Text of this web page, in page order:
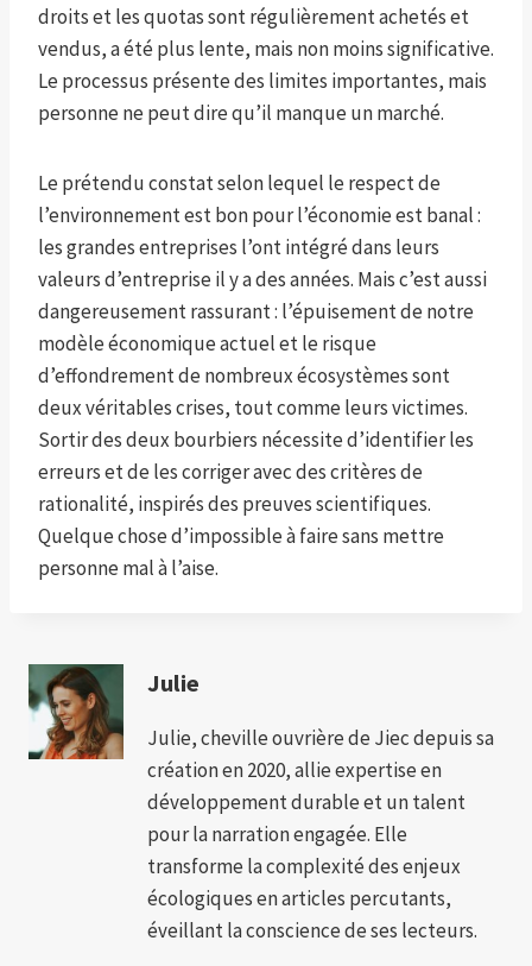
droits et les quotas sont régulièrement achetés et
vendus, a été plus lente, mais non moins significative.
Le processus présente des limites importantes, mais
personne ne peut dire qu’il manque un marché.
Le prétendu constat selon lequel le respect de
l’environnement est bon pour l’économie est banal :
les grandes entreprises l’ont intégré dans leurs
valeurs d’entreprise il y a des années. Mais c’est aussi
dangereusement rassurant : l’épuisement de notre
modèle économique actuel et le risque
d’effondrement de nombreux écosystèmes sont
deux véritables crises, tout comme leurs victimes.
Sortir des deux bourbiers nécessite d’identifier les
erreurs et de les corriger avec des critères de
rationalité, inspirés des preuves scientifiques.
Quelque chose d’impossible à faire sans mettre
personne mal à l’aise.
Julie
Julie, cheville ouvrière de Jiec depuis sa
création en 2020, allie expertise en
développement durable et un talent
pour la narration engagée. Elle
transforme la complexité des enjeux
écologiques en articles percutants,
éveillant la conscience de ses lecteurs.